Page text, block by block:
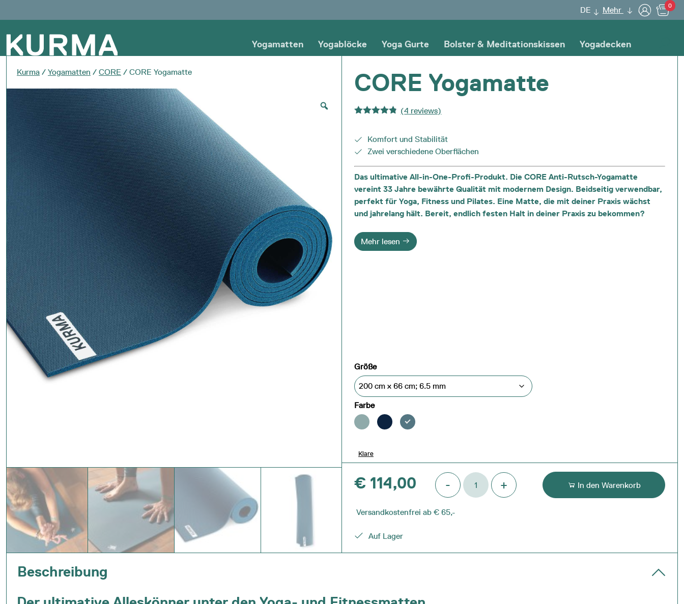
DE Mehr 0
Yogamatten Yogablöcke Yoga Gurte Bolster & Meditationskissen Yogadecken
Kurma / Yogamatten / CORE / CORE Yogamatte CORE Yogamatte
von 5
(4 reviews)
Komfort und Stabilität
Zwei verschiedene Oberflächen
Das ultimative All-in-One-Profi-Produkt. Die CORE Anti-Rutsch-Yogamatte
vereint 33 Jahre bewährte Qualität mit modernem Design. Beidseitig verwendbar,
perfekt für Yoga, Fitness und Pilates. Eine Matte, die mit deiner Praxis wächst
und jahrelang hält. Bereit, endlich festen Halt in deiner Praxis zu bekommen?
Mehr lesen
Größe
Farbe
Klare
Auf Lager
€ 114,00 -
CORE
Yogamatte
+ In den Warenkorb
Versandkostenfrei ab € 65,-
Beschreibung